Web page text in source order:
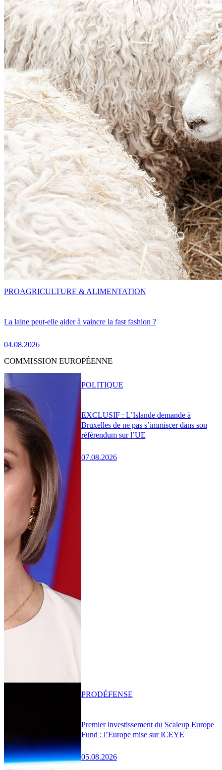
La laine peut-elle aider à vaincre la fast fashion ?
04.08.2026
PROAGRICULTURE & ALIMENTATION
COMMISSION EUROPÉENNE
EXCLUSIF : L’Islande demande à
Bruxelles de ne pas s’immiscer dans son
référendum sur l’UE
07.08.2026
POLITIQUE
Premier investissement du Scaleup Europe
Fund : l’Europe mise sur ICEYE
05.08.2026
PRODÉFENSE